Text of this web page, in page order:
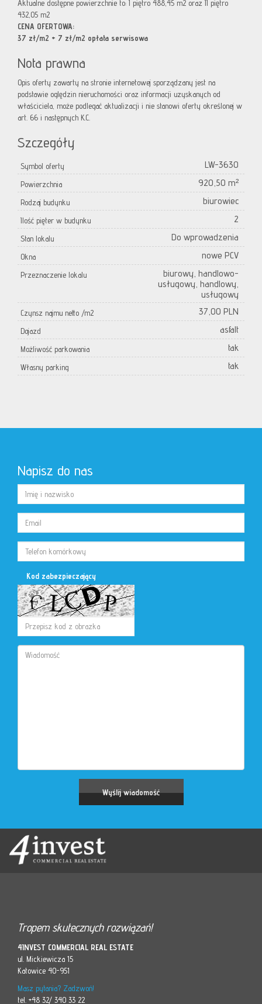
Aktualne dostępne powierzchnie to: I piętro 488,45 m2 oraz II piętro
432,05 m2
CENA OFERTOWA:
37 zł/m2 + 7 zł/m2 opłata serwisowa
Nota prawna
Opis oferty zawarty na stronie internetowej sporządzany jest na
podstawie oględzin nieruchomości oraz informacji uzyskanych od
właściciela, może podlegać aktualizacji i nie stanowi oferty określonej w
art. 66 i następnych K.C.
Szczegóły
Symbol oferty LW-3630
Powierzchnia 920,50 m²
Rodzaj budynku biurowiec
Ilość pięter w budynku 2
Stan lokalu Do wprowadzenia
Okna nowe PCV
Przeznaczenie lokalu
biurowy, handlowo-
usługowy, handlowy,
usługowy
Czynsz najmu netto /m2 37,00 PLN
Dojazd asfalt
Możliwość parkowania tak
Własny parking tak
Napisz do nas
Kod zabezpieczający
Tropem skutecznych rozwiązań!
4INVEST COMMERCIAL REAL ESTATE
ul. Mickiewicza 15
Katowice 40-951
Masz pytania? Zadzwoń!
tel. +48 32/ 340 33 22